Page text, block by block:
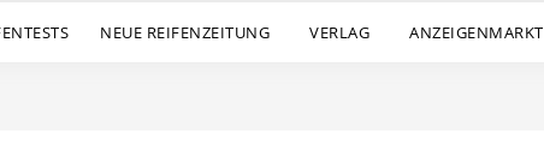
NEUE REIFENZEITUNG VERLAG ANZEIGENMARKT